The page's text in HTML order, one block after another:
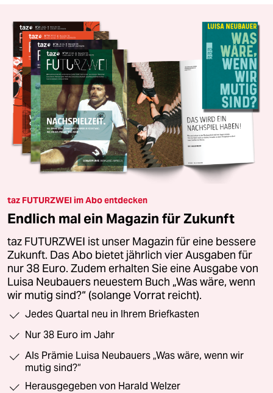
taz FUTURZWEI im Abo entdecken
Endlich mal ein Magazin für Zukunft
taz FUTURZWEI ist unser Magazin für eine bessere
Zukunft. Das Abo bietet jährlich vier Ausgaben für
nur 38 Euro. Zudem erhalten Sie eine Ausgabe von
Luisa Neubauers neuestem Buch „Was wäre, wenn
wir mutig sind?“ (solange Vorrat reicht).
Jedes Quartal neu in Ihrem Briefkasten
Nur 38 Euro im Jahr
Als Prämie Luisa Neubauers „Was wäre, wenn wir
mutig sind?“
Herausgegeben von Harald Welzer